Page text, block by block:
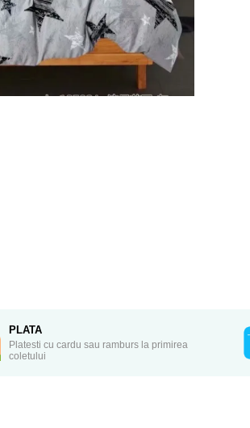
PLATA
Platesti cu cardu sau ramburs la primirea
coletului